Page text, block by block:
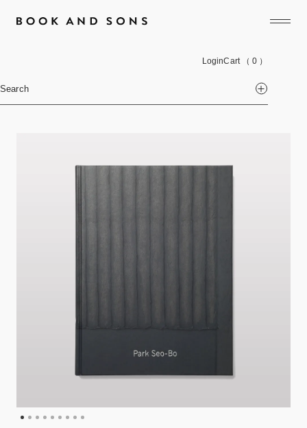
LoginCart （ 0 ）
Search